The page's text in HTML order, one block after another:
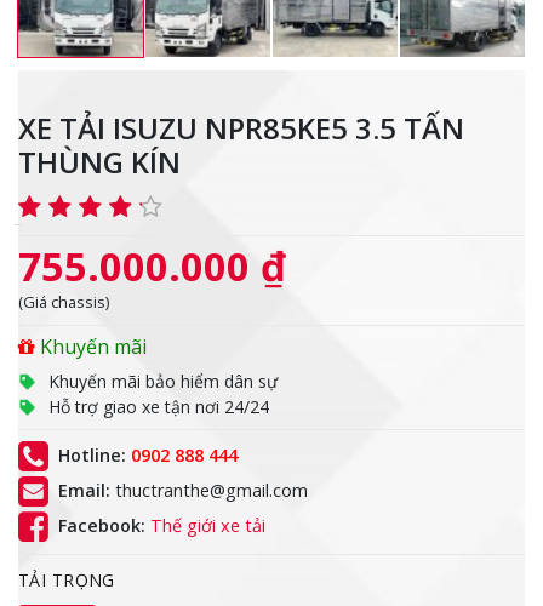
XE TẢI ISUZU NPR85KE5 3.5 TẤN
THÙNG KÍN
755.000.000 ₫
(Giá chassis)
Khuyến mãi
Khuyến mãi bảo hiểm dân sự
Hỗ trợ giao xe tận nơi 24/24
Hotline: 0902 888 444
Email: thuctranthe@gmail.com
Facebook: Thế giới xe tải
TẢI TRỌNG